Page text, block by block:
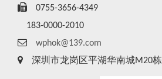
0755-3656-4349
183-0000-2010
wphok@139.com
深圳市龙岗区平湖华南城M20栋